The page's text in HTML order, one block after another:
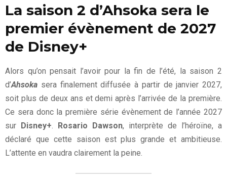
La saison 2 d’Ahsoka sera le
premier évènement de 2027
de Disney+
Alors qu’on pensait l’avoir pour la fin de l’été, la saison 2
d’Ahsoka sera finalement diffusée à partir de janvier 2027,
soit plus de deux ans et demi après l’arrivée de la première.
Ce sera donc la première série évènement de l’année 2027
sur Disney+ Rosario Dawson, interprète de l’héroïne, a
déclaré que cette saison est plus grande et ambitieuse.
L’attente en vaudra clairement la peine.